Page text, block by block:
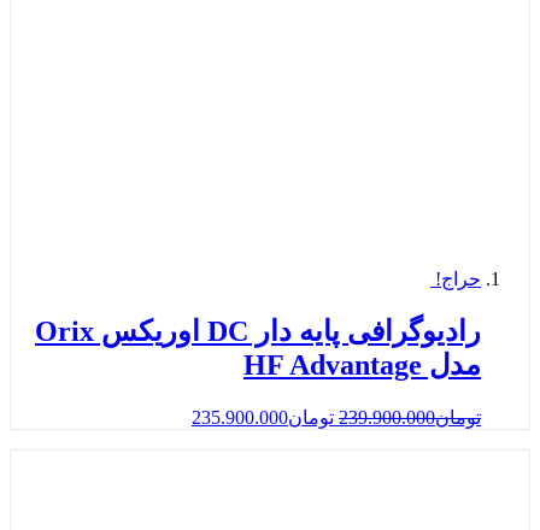
حراج!
رادیوگرافی پایه دار DC اوریکس Orix
مدل HF Advantage
تومان239.900.000 تومان235.900.000